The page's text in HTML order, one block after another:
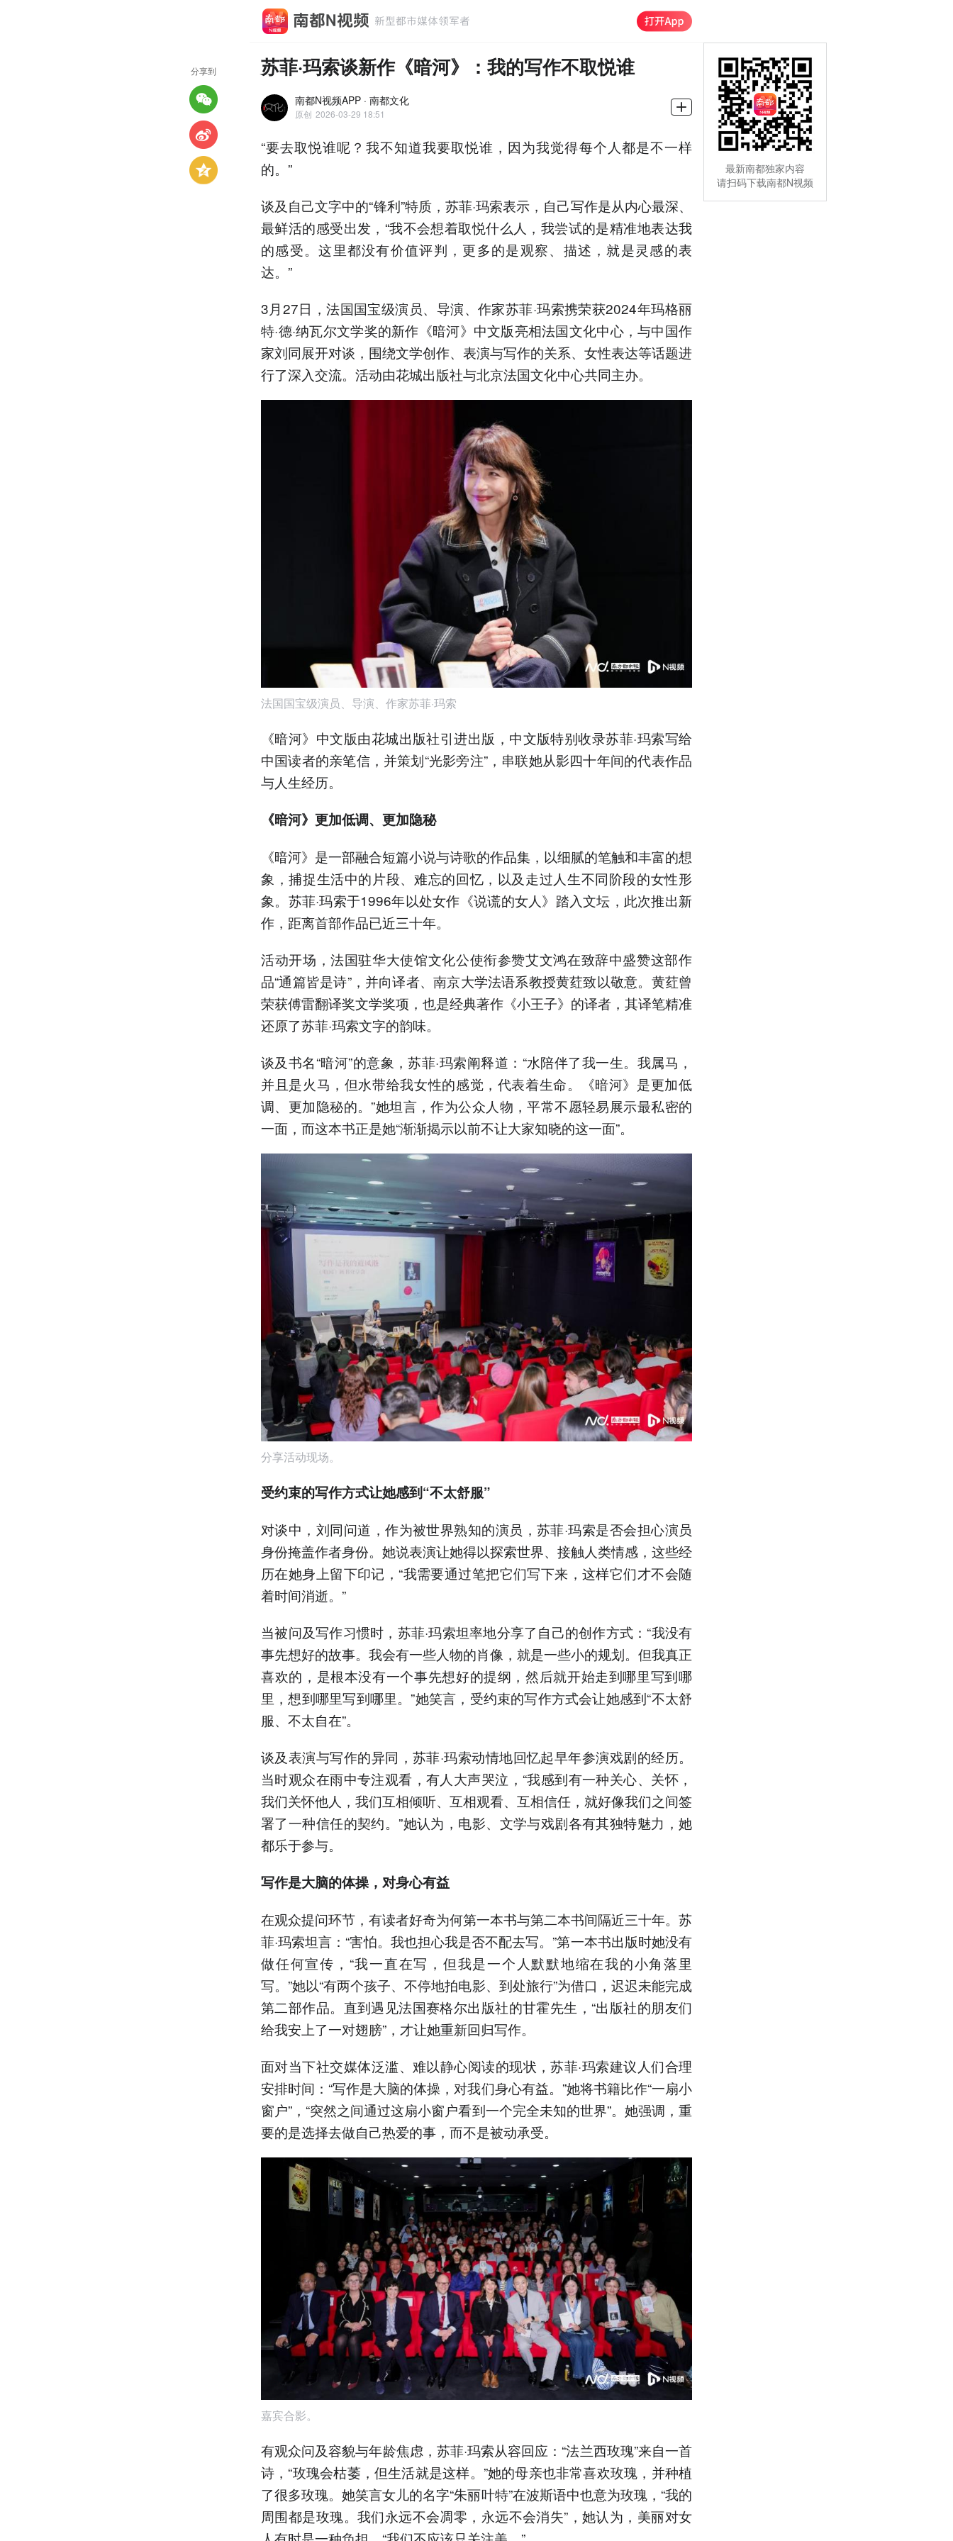
苏菲·玛索谈新作《暗河》：我的写作不取悦谁
南都N视频APP · 南都文化
原创 2026-03-29 18:51
“要去取悦谁呢？我不知道我要取悦谁，因为我觉得每个人都是不一样
的。”
谈及自己文字中的“锋利”特质，苏菲·玛索表示，自己写作是从内心最深、
最鲜活的感受出发，“我不会想着取悦什么人，我尝试的是精准地表达我
的感受。这里都没有价值评判，更多的是观察、描述，就是灵感的表
达。”
3月27日，法国国宝级演员、导演、作家苏菲·玛索携荣获2024年玛格丽
特·德·纳瓦尔文学奖的新作《暗河》中文版亮相法国文化中心，与中国作
家刘同展开对谈，围绕文学创作、表演与写作的关系、女性表达等话题进
行了深入交流。活动由花城出版社与北京法国文化中心共同主办。
法国国宝级演员、导演、作家苏菲·玛索
《暗河》中文版由花城出版社引进出版，中文版特别收录苏菲·玛索写给
中国读者的亲笔信，并策划“光影旁注”，串联她从影四十年间的代表作品
与人生经历。
《暗河》更加低调、更加隐秘
《暗河》是一部融合短篇小说与诗歌的作品集，以细腻的笔触和丰富的想
象，捕捉生活中的片段、难忘的回忆，以及走过人生不同阶段的女性形
象。苏菲·玛索于1996年以处女作《说谎的女人》踏入文坛，此次推出新
作，距离首部作品已近三十年。
活动开场，法国驻华大使馆文化公使衔参赞艾文鸿在致辞中盛赞这部作
品“通篇皆是诗”，并向译者、南京大学法语系教授黄荭致以敬意。黄荭曾
荣获傅雷翻译奖文学奖项，也是经典著作《小王子》的译者，其译笔精准
还原了苏菲·玛索文字的韵味。
谈及书名“暗河”的意象，苏菲·玛索阐释道：“水陪伴了我一生。我属马，
并且是火马，但水带给我女性的感觉，代表着生命。《暗河》是更加低
调、更加隐秘的。”她坦言，作为公众人物，平常不愿轻易展示最私密的
一面，而这本书正是她“渐渐揭示以前不让大家知晓的这一面”。
分享活动现场。
受约束的写作方式让她感到“不太舒服”
对谈中，刘同问道，作为被世界熟知的演员，苏菲·玛索是否会担心演员
身份掩盖作者身份。她说表演让她得以探索世界、接触人类情感，这些经
历在她身上留下印记，“我需要通过笔把它们写下来，这样它们才不会随
着时间消逝。”
当被问及写作习惯时，苏菲·玛索坦率地分享了自己的创作方式：“我没有
事先想好的故事。我会有一些人物的肖像，就是一些小的规划。但我真正
喜欢的，是根本没有一个事先想好的提纲，然后就开始走到哪里写到哪
里，想到哪里写到哪里。”她笑言，受约束的写作方式会让她感到“不太舒
服、不太自在”。
谈及表演与写作的异同，苏菲·玛索动情地回忆起早年参演戏剧的经历。
当时观众在雨中专注观看，有人大声哭泣，“我感到有一种关心、关怀，
我们关怀他人，我们互相倾听、互相观看、互相信任，就好像我们之间签
署了一种信任的契约。”她认为，电影、文学与戏剧各有其独特魅力，她
都乐于参与。
写作是大脑的体操，对身心有益
在观众提问环节，有读者好奇为何第一本书与第二本书间隔近三十年。苏
菲·玛索坦言：“害怕。我也担心我是否不配去写。”第一本书出版时她没有
做任何宣传，“我一直在写，但我是一个人默默地缩在我的小角落里
写。”她以“有两个孩子、不停地拍电影、到处旅行”为借口，迟迟未能完成
第二部作品。直到遇见法国赛格尔出版社的甘霍先生，“出版社的朋友们
给我安上了一对翅膀”，才让她重新回归写作。
面对当下社交媒体泛滥、难以静心阅读的现状，苏菲·玛索建议人们合理
安排时间：“写作是大脑的体操，对我们身心有益。”她将书籍比作“一扇小
窗户”，“突然之间通过这扇小窗户看到一个完全未知的世界”。她强调，重
要的是选择去做自己热爱的事，而不是被动承受。
嘉宾合影。
有观众问及容貌与年龄焦虑，苏菲·玛索从容回应：“法兰西玫瑰”来自一首
诗，“玫瑰会枯萎，但生活就是这样。”她的母亲也非常喜欢玫瑰，并种植
了很多玫瑰。她笑言女儿的名字“朱丽叶特”在波斯语中也意为玫瑰，“我的
周围都是玫瑰。我们永远不会凋零，永远不会消失”，她认为，美丽对女
分享到
最新南都独家内容
请扫码下载南都N视频